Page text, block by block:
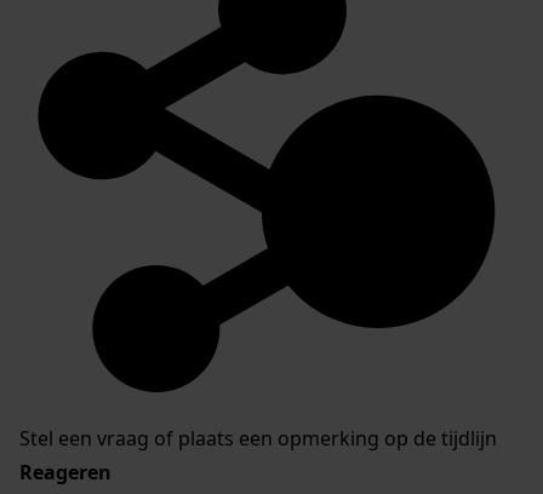
Stel een vraag of plaats een opmerking op de tijdlijn
Reageren